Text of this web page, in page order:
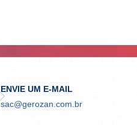
ENVIE UM E-MAIL
sac@gerozan.com.br